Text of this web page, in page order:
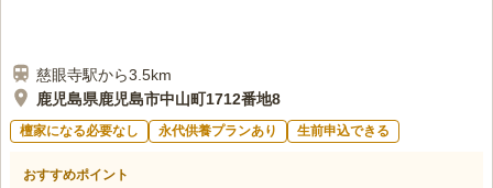
慈眼寺駅から3.5km
鹿児島県鹿児島市中山町1712番地8
檀家になる必要なし 永代供養プランあり 生前申込できる
おすすめポイント